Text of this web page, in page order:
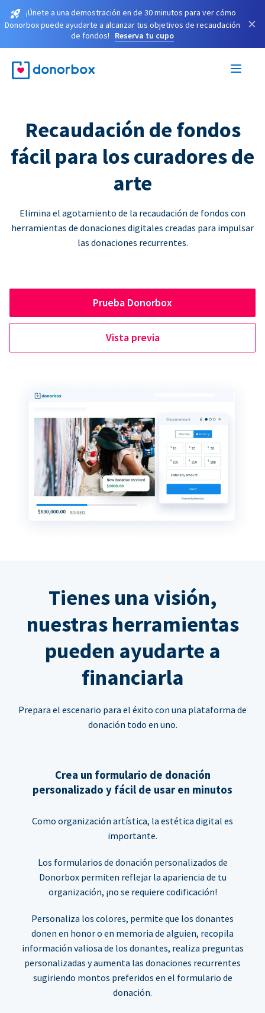
¡Únete a una demostración en de 30 minutos para ver cómo
Donorbox puede ayudarte a alcanzar tus objetivos de recaudación
de fondos!
Reserva tu cupo
×
Recaudación de fondos
fácil para los curadores de
arte
Elimina el agotamiento de la recaudación de fondos con
herramientas de donaciones digitales creadas para impulsar
las donaciones recurrentes.
Prueba Donorbox
Vista previa
Tienes una visión,
nuestras herramientas
pueden ayudarte a
financiarla
Prepara el escenario para el éxito con una plataforma de
donación todo en uno.
Crea un formulario de donación
personalizado y fácil de usar en minutos
Como organización artística, la estética digital es
importante.
Los formularios de donación personalizados de
Donorbox permiten reflejar la apariencia de tu
organización, ¡no se requiere codificación!
Personaliza los colores, permite que los donantes
donen en honor o en memoria de alguien, recopila
información valiosa de los donantes, realiza preguntas
personalizadas y aumenta las donaciones recurrentes
sugiriendo montos preferidos en el formulario de
donación.